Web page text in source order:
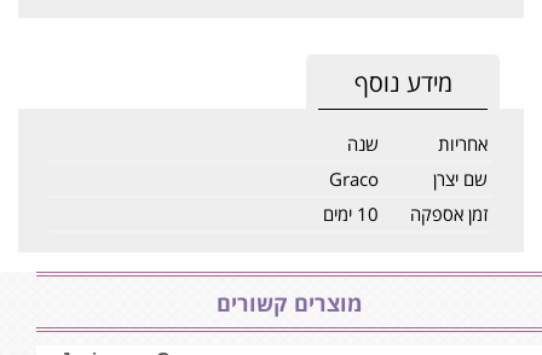
מידע נוסף
אחריות
שנה
שם יצרן
Graco
זמן אספקה
10 ימים
מוצרים קשורים